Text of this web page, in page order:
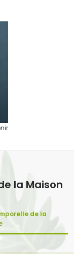
la Maison
de la